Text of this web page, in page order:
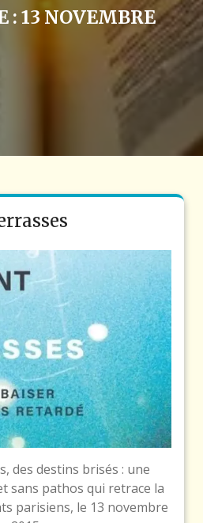
: 13 NOVEMBRE
des destins brisés : une
sans pathos qui retrace la
parisiens, le 13 novembre